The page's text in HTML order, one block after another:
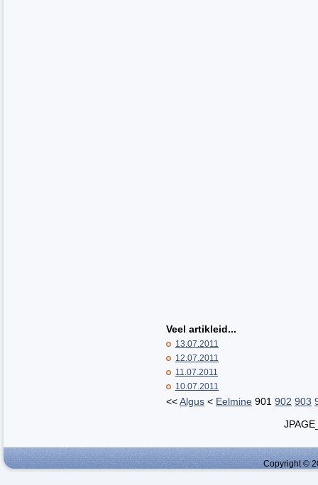
Veel artikleid...
13.07.2011
12.07.2011
11.07.2011
10.07.2011
<<Algus < Eelmine 901 902 903
Copyright ©